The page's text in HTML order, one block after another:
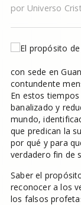
por Universo
con sede en
contundente
En estos
banalizado y
mundo,
que predican la
por qué y para
verdadero fin de
Saber el
reconocer a los
los falsos